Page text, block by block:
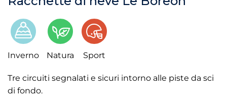
Inverno Natura Sport
Tre circuiti segnalati e sicuri intorno alle piste da sci
di fondo.